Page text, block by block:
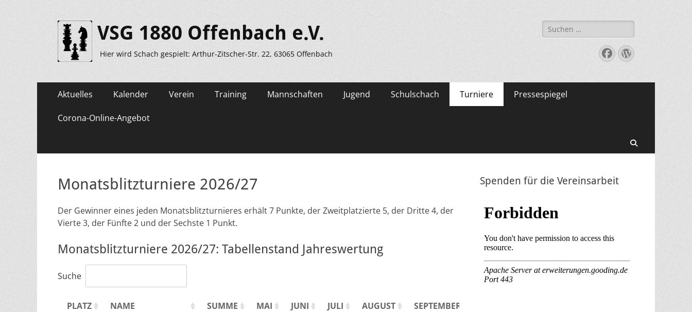
VSG 1880 Offenbach e.V.
Hier wird Schach gespielt: Arthur-Zitscher-Str. 22, 63065 Offenbach
Suche
nach:
Facebook
WordPress
Primäres
Zum
Inhalt
springen
Aktuelles Kalender Verein Training Mannschaften Jugend Schulschach Turniere Pressespiegel
Corona-Online-Angebot
Monatsblitzturniere 2026/27
Der Gewinner eines jeden Monatsblitzturnieres erhält 7 Punkte, der Zweitplatzierte 5, der Dritte 4, der
Vierte 3, der Fünfte 2 und der Sechste 1 Punkt.
Monatsblitzturniere 2026/27: Tabellenstand Jahreswertung
Suche
PLATZ NAME SUMME MAI JUNI JULI AUGUST SEPTEMBER
Spenden für die Vereinsarbeit